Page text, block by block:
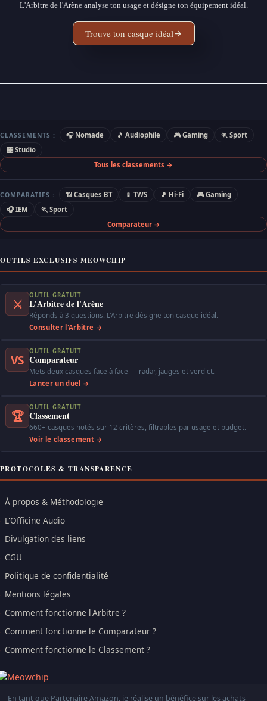
L'Arbitre de l'Arène analyse ton usage et désigne ton équipement idéal.
Trouve ton casque idéal
CLASSEMENTS : 🎧 Nomade 🎵 Audiophile 🎮 Gaming
🏃 Sport
🎛 Studio
Tous les classements →
COMPARATIFS : 📶 Casques BT 📱 TWS 🎵 Hi-Fi
🎮 Gaming
🎧 IEM
🏃 Sport
Comparateur →
OUTILS EXCLUSIFS MEOWCHIP
⚔
OUTIL GRATUIT
L'Arbitre de l'Arène
Réponds à 3 questions. L'Arbitre désigne ton casque idéal.
Consulter l'Arbitre →
VS
OUTIL GRATUIT
Comparateur
Mets deux casques face à face — radar, jauges et verdict.
Lancer un duel →
🏆
OUTIL GRATUIT
Classement
660+ casques notés sur 12 critères, filtrables par usage et budget.
Voir le classement →
PROTOCOLES & TRANSPARENCE
À propos & Méthodologie
L'Officine Audio
Divulgation des liens
CGU
Politique de confidentialité
Mentions légales
Comment fonctionne l'Arbitre ?
Comment fonctionne le Comparateur ?
Comment fonctionne le Classement ?
En tant que Partenaire Amazon, je réalise un bénéfice sur les achats